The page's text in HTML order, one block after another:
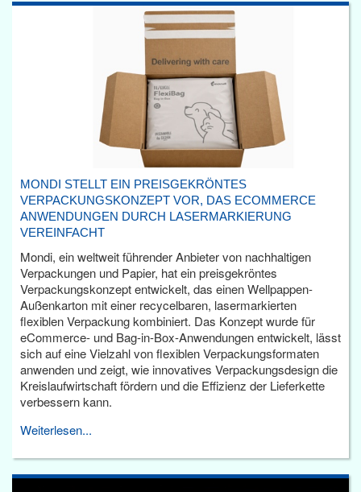
MONDI STELLT EIN PREISGEKRÖNTES
VERPACKUNGSKONZEPT VOR, DAS ECOMMERCE
ANWENDUNGEN DURCH LASERMARKIERUNG
VEREINFACHT
Mondi, ein weltweit führender Anbieter von nachhaltigen
Verpackungen und Papier, hat ein preisgekröntes
Verpackungskonzept entwickelt, das einen Wellpappen-
Außenkarton mit einer recycelbaren, lasermarkierten
flexiblen Verpackung kombiniert. Das Konzept wurde für
eCommerce- und Bag-in-Box-Anwendungen entwickelt, lässt
sich auf eine Vielzahl von flexiblen Verpackungsformaten
anwenden und zeigt, wie innovatives Verpackungsdesign die
Kreislaufwirtschaft fördern und die Effizienz der Lieferkette
verbessern kann.
Weiterlesen...